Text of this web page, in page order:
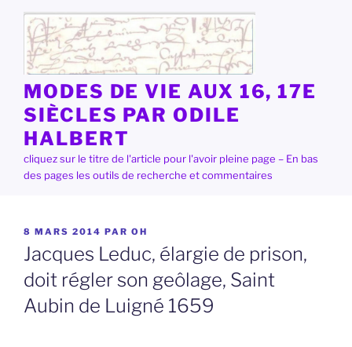
contenu
principal
MODES DE VIE AUX 16, 17E
SIÈCLES PAR ODILE
HALBERT
cliquez sur le titre de l'article pour l'avoir pleine page – En bas
des pages les outils de recherche et commentaires
PUBLIÉ
LE
8 MARS 2014 PAR OH
Jacques Leduc, élargie de prison,
doit régler son geôlage, Saint
Aubin de Luigné 1659